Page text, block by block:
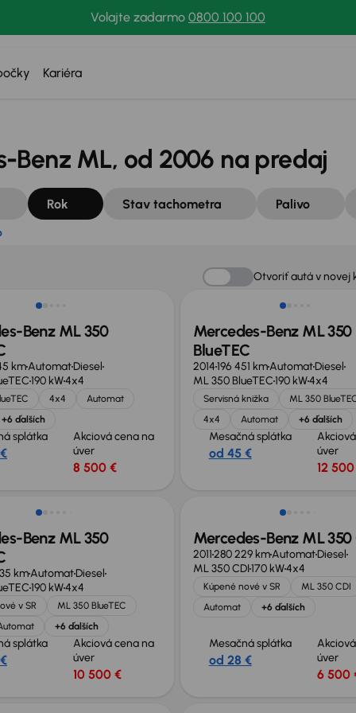
Volajte zadarmo 0800 100 100
Kariéra
ML, od 2006 na predaj
Rok Stav tachometra Palivo
Otvoriť autá v novej
Benz ML 350
kmAutomatDiesel
190 kW4x4
4x4
Automat
+6 ďalších
splátka
Akciová cena na
úver
8 500 €
Mercedes-Benz ML 350
BlueTEC
2014196 451 kmAutomatDiesel
ML 350 BlueTEC190 kW4x4
Servisná knižka
ML 350
4x4
Automat +6 ďalších
Mesačná splátka
od 45 €
úver
12
Benz ML 350
kmAutomatDiesel
190 kW4x4
v SR
ML 350 BlueTEC
+6 ďalších
splátka
Akciová cena na
úver
10 500 €
Mercedes-Benz ML 350
2011280 229 kmAutomatDiesel
ML 350 CDI170 kW4x4
Kúpené nové v SR
ML 350 CDI
Automat
+6 ďalších
Mesačná splátka
od 28 €
úver
6 500